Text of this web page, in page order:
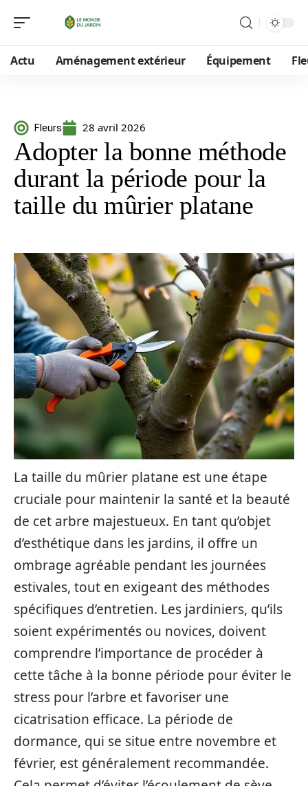
Actu Aménagement extérieur Équipement
Fleurs 28 avril 2026
Adopter la bonne méthode
durant la période pour la
taille du mûrier platane
La taille du mûrier platane est une étape
cruciale pour maintenir la santé et la beauté
de cet arbre majestueux. En tant qu’objet
d’esthétique dans les jardins, il offre un
ombrage agréable pendant les journées
estivales, tout en exigeant des méthodes
spécifiques d’entretien. Les jardiniers, qu’ils
soient expérimentés ou novices, doivent
comprendre l’importance de procéder à
cette tâche à la bonne période pour éviter le
stress pour l’arbre et favoriser une
cicatrisation efficace. La période de
dormance, qui se situe entre novembre et
février, est généralement recommandée.